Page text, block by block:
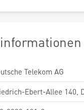
Telekom AG
Ebert-Allee 140,